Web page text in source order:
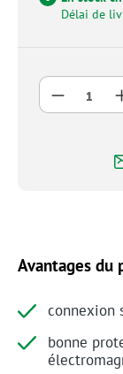
Délai de
Quantité
Avantages du
connexion
bonne